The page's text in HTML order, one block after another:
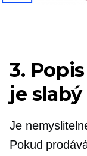
3.
je
Je
Pokud